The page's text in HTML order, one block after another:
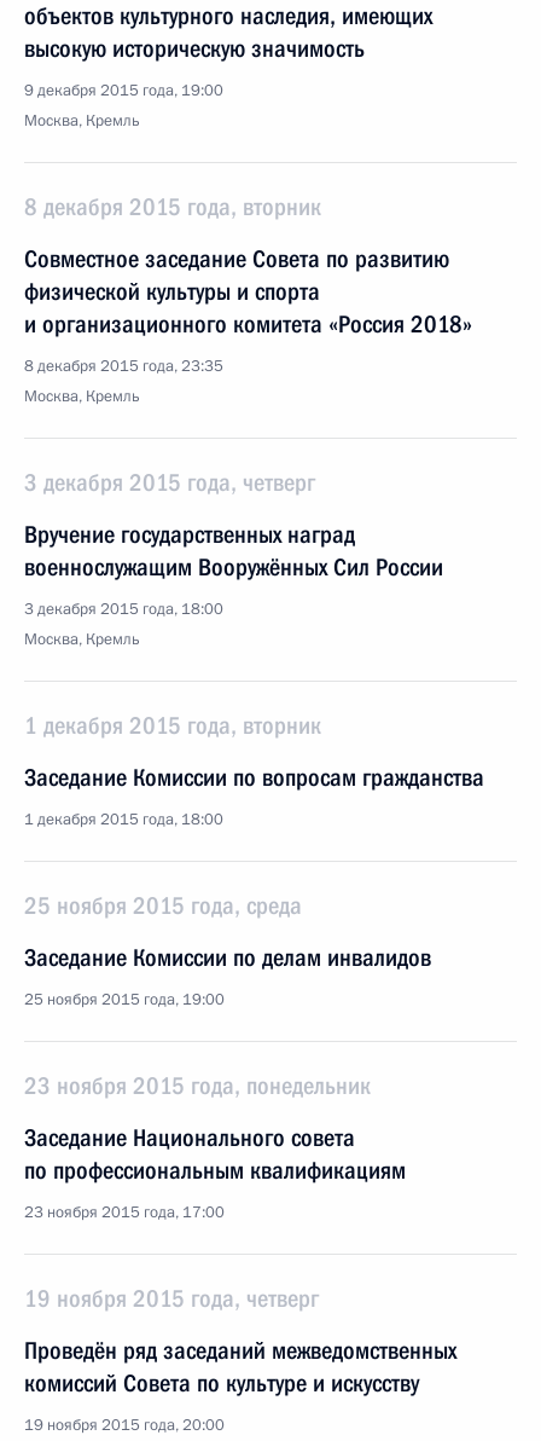
объектов культурного наследия, имеющих
высокую историческую значимость
9 декабря 2015 года, 19:00
Москва, Кремль
8 декабря 2015 года, вторник
Совместное заседание Совета по развитию
физической культуры и спорта
и организационного комитета «Россия 2018»
8 декабря 2015 года, 23:35
Москва, Кремль
3 декабря 2015 года, четверг
Вручение государственных наград
военнослужащим Вооружённых Сил России
3 декабря 2015 года, 18:00
Москва, Кремль
1 декабря 2015 года, вторник
Заседание Комиссии по вопросам гражданства
1 декабря 2015 года, 18:00
25 ноября 2015 года, среда
Заседание Комиссии по делам инвалидов
25 ноября 2015 года, 19:00
23 ноября 2015 года, понедельник
Заседание Национального совета
по профессиональным квалификациям
23 ноября 2015 года, 17:00
19 ноября 2015 года, четверг
Проведён ряд заседаний межведомственных
комиссий Совета по культуре и искусству
19 ноября 2015 года, 20:00